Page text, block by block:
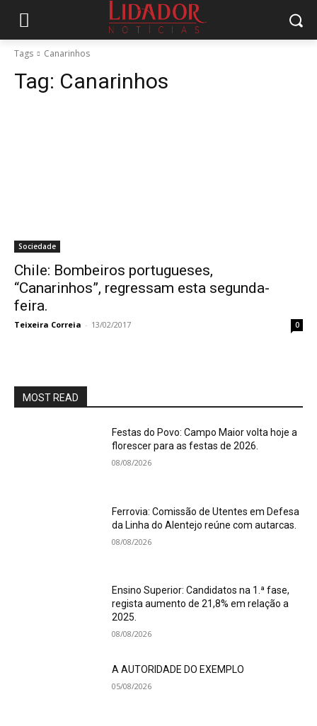
Tags Canarinhos
Tag: Canarinhos
Sociedade
Chile: Bombeiros portugueses,
“Canarinhos”, regressam esta segunda-
feira.
Teixeira Correia - 13/02/2017 0
MOST READ
Festas do Povo: Campo Maior volta hoje a
florescer para as festas de 2026.
08/08/2026
Ferrovia: Comissão de Utentes em Defesa
da Linha do Alentejo reúne com autarcas.
08/08/2026
Ensino Superior: Candidatos na 1.ª fase,
regista aumento de 21,8% em relação a
2025.
08/08/2026
A AUTORIDADE DO EXEMPLO
05/08/2026